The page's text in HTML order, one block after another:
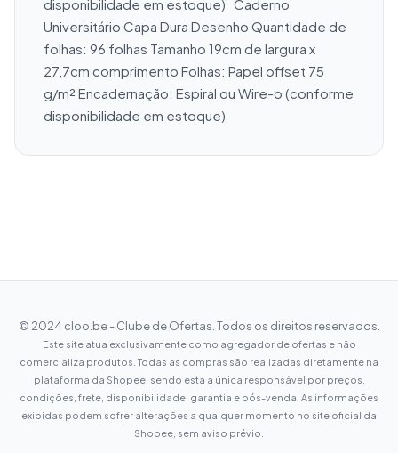
disponibilidade em estoque)   Caderno
Universitário Capa Dura Desenho Quantidade de
folhas: 96 folhas Tamanho 19cm de largura x
27,7cm comprimento Folhas: Papel offset 75
g/m² Encadernação: Espiral ou Wire-o (conforme
disponibilidade em estoque)
© 2024 cloo.be - Clube de Ofertas. Todos os direitos reservados.
Este site atua exclusivamente como agregador de ofertas e não
comercializa produtos. Todas as compras são realizadas diretamente na
plataforma da Shopee, sendo esta a única responsável por preços,
condições, frete, disponibilidade, garantia e pós-venda. As informações
exibidas podem sofrer alterações a qualquer momento no site oficial da
Shopee, sem aviso prévio.